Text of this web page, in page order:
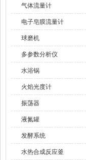
气体流量计
电子皂膜流量计
球磨机
多参数分析仪
水浴锅
火焰光度计
振荡器
液氮罐
发酵系统
水热合成反应釜